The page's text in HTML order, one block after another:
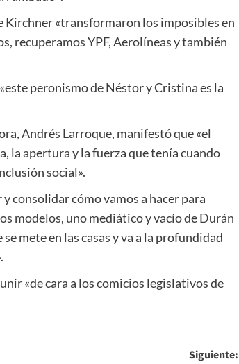
Kirchner «transformaron los imposibles en
recuperamos YPF, Aerolíneas y también
peronismo de Néstor y Cristina es la
Andrés Larroque, manifestó que «el
la apertura y la fuerza que tenía cuando
social».
consolidar cómo vamos a hacer para
modelos, uno mediático y vacío de Durán
mete en las casas y va a la profundidad
«de cara a los comicios legislativos de
Siguiente: